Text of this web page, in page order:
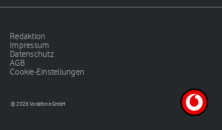
Redaktion
Impressum
Datenschutz
AGB
Cookie-Einstellungen
© 2026 Vodafone GmbH